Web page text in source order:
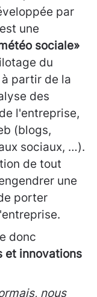
par
une
sociale»
du
partir de la
des
l'entreprise,
(blogs,
sociaux, …).
de tout
une
porter
donc
et innovations
nous